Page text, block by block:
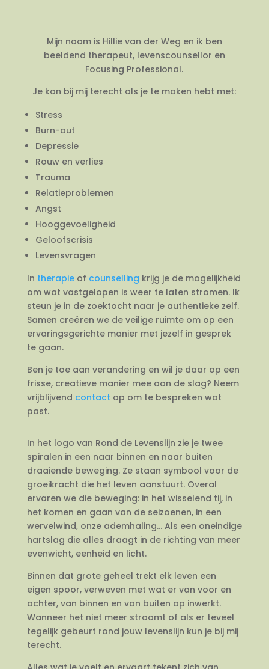
Mijn naam is Hillie van der Weg en ik ben
beeldend therapeut, levenscounsellor en
Focusing Professional.
Je kan bij mij terecht als je te maken hebt met:
Stress
Burn-out
Depressie
Rouw en verlies
Trauma
Relatieproblemen
Angst
Hooggevoeligheid
Geloofscrisis
Levensvragen
In therapieof counselling krijg je de mogelijkheid
om wat vastgelopen is weer te laten stromen. Ik
steun je in de zoektocht naar je authentieke zelf.
Samen creëren we de veilige ruimte om op een
ervaringsgerichte manier met jezelf in gesprek
te gaan.
Ben je toe aan verandering en wil je daar op een
frisse, creatieve manier mee aan de slag? Neem
vrijblijvend contact op om te bespreken wat
past.
In het logo van Rond de Levenslijn zie je twee
spiralen in een naar binnen en naar buiten
draaiende beweging. Ze staan symbool voor de
groeikracht die het leven aanstuurt. Overal
ervaren we die beweging: in het wisselend tij, in
het komen en gaan van de seizoenen, in een
wervelwind, onze ademhaling… Als een oneindige
hartslag die alles draagt in de richting van meer
evenwicht, eenheid en licht.
Binnen dat grote geheel trekt elk leven een
eigen spoor, verweven met wat er van voor en
achter, van binnen en van buiten op inwerkt.
Wanneer het niet meer stroomt of als er teveel
tegelijk gebeurt rond jouw levenslijn kun je bij mij
terecht.